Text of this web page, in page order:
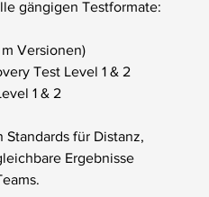
gängigen Testformate:
Versionen)
Test Level 1 & 2
1 & 2
für Distanz,
Ergebnisse